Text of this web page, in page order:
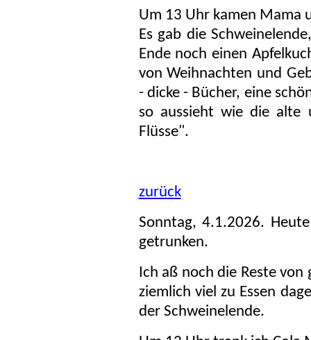
Um 13 Uhr kamen Mama
Es gab die
Ende noch einen
von Weihnachten und
- dicke - Bücher, eine
so aussieht wie die alte
Flüsse".
zurück
Sonntag, 4.1.2026.
getrunken.
Ich aß noch die Reste
ziemlich viel zu Essen
der Schweinelende.